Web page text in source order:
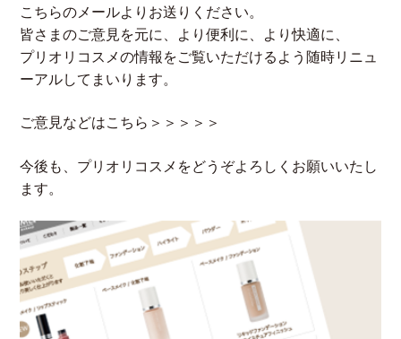
こちらのメールよりお送りください。
皆さまのご意見を元に、より便利に、より快適に、
プリオリコスメの情報をご覧いただけるよう随時リニュ
ーアルしてまいります。
ご意見などはこちら＞＞＞＞＞
今後も、プリオリコスメをどうぞよろしくお願いいたし
ます。